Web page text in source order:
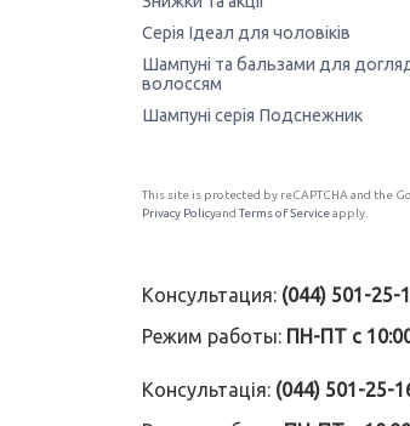
Серія Ідеал для чоловіків
Шампуні та бальзами для
волоссям
Шампуні серія Подснежник
This site is protected by reCAPTCHA and the
Privacy Policyand Terms of Serviceapply.
Консультация: (044) 501-25-
Режим работы: ПН-ПТ с
Консультація: (044) 501-25-